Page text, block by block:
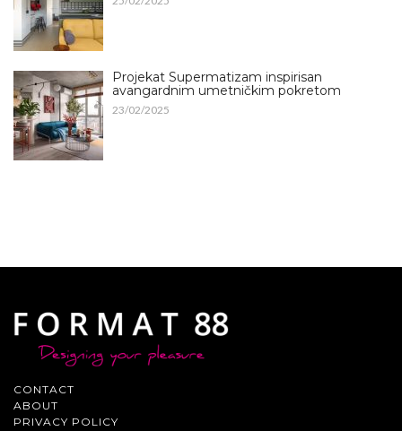
Projekat Supermatizam inspirisan
avangardnim umetničkim pokretom
23/02/2025
CONTACT
ABOUT
PRIVACY POLICY